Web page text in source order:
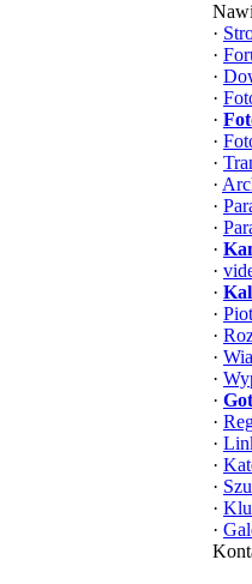
·
·
·
·
·
·
·
·
·
·
·
·
·
·
·
·
·
·
·
·
·
·
·
·